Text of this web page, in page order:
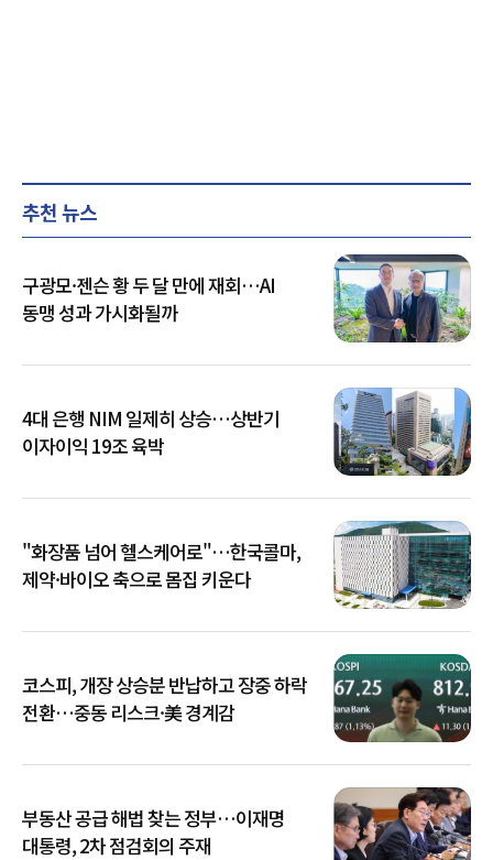
추천 뉴스
구광모·젠슨 황 두 달 만에 재회…AI
동맹 성과 가시화될까
4대 은행 NIM 일제히 상승…상반기
이자이익 19조 육박
"화장품 넘어 헬스케어로"…한국콜마,
제약·바이오 축으로 몸집 키운다
코스피, 개장 상승분 반납하고 장중 하락
전환…중동 리스크·美 경계감
부동산 공급 해법 찾는 정부…이재명
대통령, 2차 점검회의 주재